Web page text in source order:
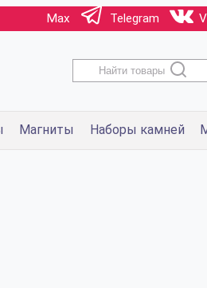
Max Telegram
Найти товары
Магниты Наборы камней